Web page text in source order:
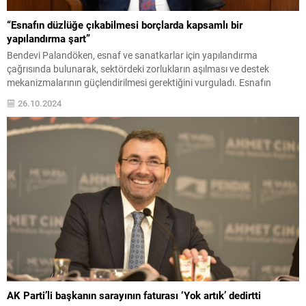
“Esnafın düzlüğe çıkabilmesi borçlarda kapsamlı bir
yapılandırma şart”
Bendevi Palandöken, esnaf ve sanatkarlar için yapılandırma
çağrısında bulunarak, sektördeki zorlukların aşılması ve destek
mekanizmalarının güçlendirilmesi gerektiğini vurguladı. Esnafın
geleceği için önemli adımlar atılmalı.
26.10.2024
AK Parti’li başkanın sarayının faturası ‘Yok artık’ dedirtti